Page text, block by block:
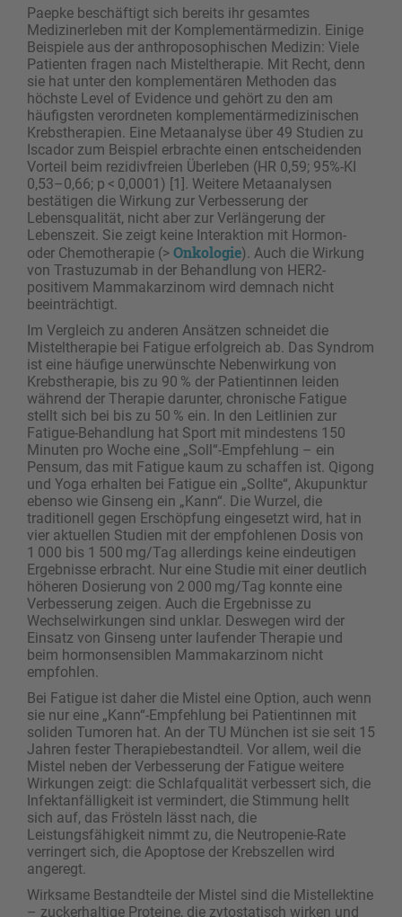
Paepke beschäftigt sich bereits ihr gesamtes
Medizinerleben mit der Komplementärmedizin. Einige
Beispiele aus der anthroposophischen Medizin: Viele
Patienten fragen nach Misteltherapie. Mit Recht, denn
sie hat unter den komplementären Methoden das
höchste Level of Evidence und gehört zu den am
häufigsten verordneten komplementärmedizinischen
Krebstherapien. Eine Metaanalyse über 49 Studien zu
Iscador zum Beispiel erbrachte einen entscheidenden
Vorteil beim rezidivfreien Überleben (HR 0,59; 95%-KI
0,53–0,66; p < 0,0001) [1]. Weitere Metaanalysen
bestätigen die Wirkung zur Verbesserung der
Lebensqualität, nicht aber zur Verlängerung der
Lebenszeit. Sie zeigt keine Interaktion mit Hormon-
oder Chemotherapie (> Onkologie). Auch die Wirkung
von Trastuzumab in der Behandlung von HER2-
positivem Mammakarzinom wird demnach nicht
beeinträchtigt.
Im Vergleich zu anderen Ansätzen schneidet die
Misteltherapie bei Fatigue erfolgreich ab. Das Syndrom
ist eine häufige unerwünschte Nebenwirkung von
Krebstherapie, bis zu 90 % der Patientinnen leiden
während der Therapie darunter, chronische Fatigue
stellt sich bei bis zu 50 % ein. In den Leitlinien zur
Fatigue-Behandlung hat Sport mit mindestens 150
Minuten pro Woche eine „Soll“-Empfehlung – ein
Pensum, das mit Fatigue kaum zu schaffen ist. Qigong
und Yoga erhalten bei Fatigue ein „Sollte“, Akupunktur
ebenso wie Ginseng ein „Kann“. Die Wurzel, die
traditionell gegen Erschöpfung eingesetzt wird, hat in
vier aktuellen Studien mit der empfohlenen Dosis von
1 000 bis 1 500 mg/Tag allerdings keine eindeutigen
Ergebnisse erbracht. Nur eine Studie mit einer deutlich
höheren Dosierung von 2 000 mg/Tag konnte eine
Verbesserung zeigen. Auch die Ergebnisse zu
Wechselwirkungen sind unklar. Deswegen wird der
Einsatz von Ginseng unter laufender Therapie und
beim hormonsensiblen Mammakarzinom nicht
empfohlen.
Bei Fatigue ist daher die Mistel eine Option, auch wenn
sie nur eine „Kann“-Empfehlung bei Patientinnen mit
soliden Tumoren hat. An der TU München ist sie seit 15
Jahren fester Therapiebestandteil. Vor allem, weil die
Mistel neben der Verbesserung der Fatigue weitere
Wirkungen zeigt: die Schlafqualität verbessert sich, die
Infektanfälligkeit ist vermindert, die Stimmung hellt
sich auf, das Frösteln lässt nach, die
Leistungsfähigkeit nimmt zu, die Neutropenie-Rate
verringert sich, die Apoptose der Krebszellen wird
angeregt.
Wirksame Bestandteile der Mistel sind die Mistellektine
– zuckerhaltige Proteine, die zytostatisch wirken und